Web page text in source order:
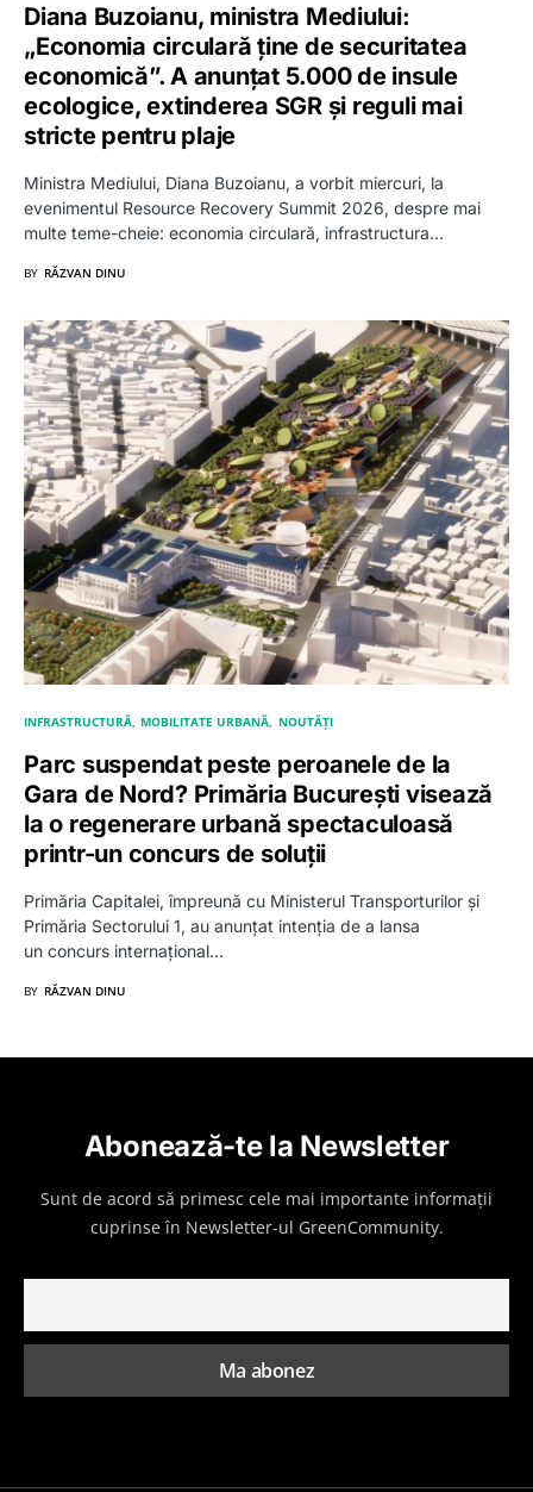
Diana Buzoianu, ministra Mediului:
„Economia circulară ține de securitatea
economică”. A anunțat 5.000 de insule
ecologice, extinderea SGR și reguli mai
stricte pentru plaje
Ministra Mediului, Diana Buzoianu, a vorbit miercuri, la
evenimentul Resource Recovery Summit 2026, despre mai
multe teme-cheie: economia circulară, infrastructura…
BY RĂZVAN DINU
INFRASTRUCTURĂ MOBILITATE URBANĂ NOUTĂȚI
Parc suspendat peste peroanele de la
Gara de Nord? Primăria București visează
la o regenerare urbană spectaculoasă
printr-un concurs de soluții
Primăria Capitalei, împreună cu Ministerul Transporturilor și
Primăria Sectorului 1, au anunțat intenția de a lansa
un concurs internațional…
BY RĂZVAN DINU
Abonează-te la Newsletter
Sunt de acord să primesc cele mai importante informații
cuprinse în Newsletter-ul GreenCommunity.